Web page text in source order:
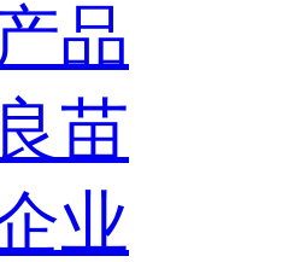
品
苗
业